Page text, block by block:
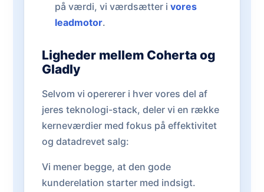
på værdi, vi værdsætter i vores
leadmotor.
Ligheder mellem Coherta og
Gladly
Selvom vi opererer i hver vores del af
jeres teknologi-stack, deler vi en række
kerneværdier med fokus på effektivitet
og datadrevet salg:
Vi mener begge, at den gode
kunderelation starter med indsigt.